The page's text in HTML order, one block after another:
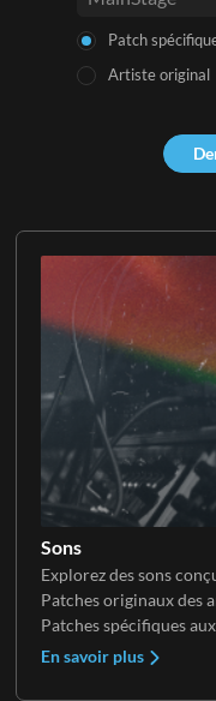
Sons
Explorez des sons
Patches originaux des
Patches spécifiques
En savoir plus
Patch
Artiste original